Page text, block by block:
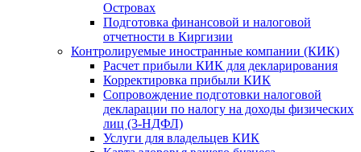
Островах
Подготовка финансовой и налоговой
отчетности в Киргизии
Контролируемые иностранные компании (КИК)
Расчет прибыли КИК для декларирования
Корректировка прибыли КИК
Сопровождение подготовки налоговой
декларации по налогу на доходы физических
лиц (3-НДФЛ)
Услуги для владельцев КИК